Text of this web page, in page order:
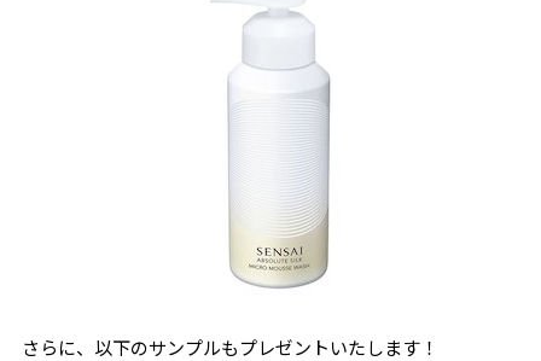
さらに、以下のサンプルもプレゼントいたします！